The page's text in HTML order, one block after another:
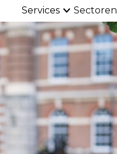
Services Sectoren